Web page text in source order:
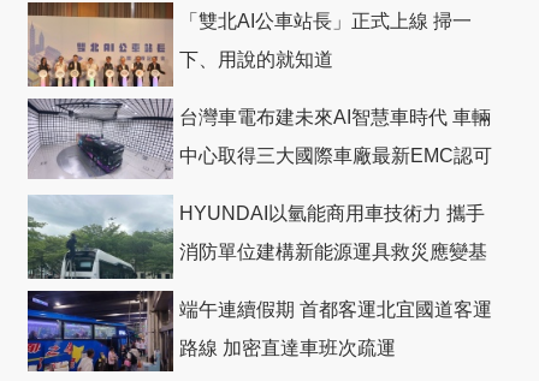
「雙北AI公車站長」正式上線 掃一
下、用說的就知道
台灣車電布建未來AI智慧車時代 車輛
中心取得三大國際車廠最新EMC認可
HYUNDAI以氫能商用車技術力 攜手
消防單位建構新能源運具救災應變基
端午連續假期 首都客運北宜國道客運
路線 加密直達車班次疏運